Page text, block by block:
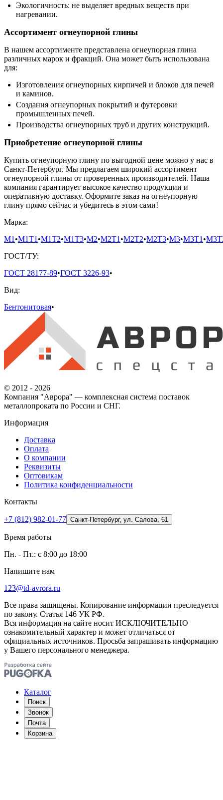
Экологичность: не выделяет вредных веществ при
нагревании.
Ассортимент огнеупорной глины
В нашем ассортименте представлена огнеупорная глина
различных марок и фракций. Она может быть использована
для:
Изготовления огнеупорных кирпичей и блоков для печей
и каминов.
Создания огнеупорных покрытий и футеровки
промышленных печей.
Производства огнеупорных труб и других конструкций.
Приобретение огнеупорной глины
Купить огнеупорную глину по выгодной цене можно у нас в
Санкт-Петербург. Мы предлагаем широкий ассортимент
огнеупорной глины от проверенных производителей. Наша
компания гарантирует высокое качество продукции и
оперативную доставку. Оформите заказ на огнеупорную
глину прямо сейчас и убедитесь в этом сами!
Марка:
М1 •М1Т1 •М1Т2•М1Т3•М2•М2Т1 •М2Т2•М2Т3•М3•М3Т1 •
ГОСТ/ТУ:
ГОСТ 28177-89•ГОСТ 3226-93•
Вид:
Бентонитовая•
© 2012 - 2026
Компания "Аврора" — комплексная система поставок
металлопроката по России и СНГ.
Информация
Доставка
Оплата
О компании
Реквизиты
Оптовикам
Политика конфиденциальности
Контакты
+7 (812) 982-01-77 Санкт-Петербург, ул. Салова, 61
Время работы
Пн. - Пт.: с 8:00 до 18:00
Напишите нам
123@td-avrora.ru
Все права защищены. Копирование информации преследуется
по закону. Статья 146 УК РФ.
Вся информация на сайте носит ИСКЛЮЧИТЕЛЬНО
ознакомительный характер и может отличаться от
официальных источников. Просьба запрашивать информацию
у Вашего персонального менеджера.
Каталог
Поиск
Звонок
Почта
Корзина